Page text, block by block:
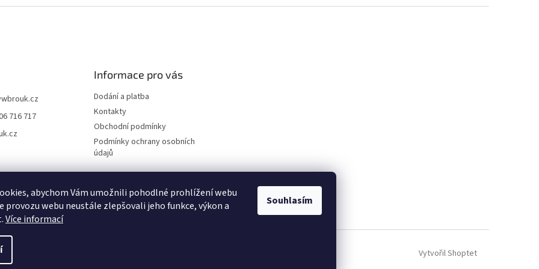
abychom Vám umožnili pohodlné prohlížení webu
provozu webu neustále zlepšovali jeho funkce, výkon a
Více informací
Souhlasím
716 717
Informace pro vás
Dodání a platba
Kontakty
Obchodní podmínky
Podmínky ochrany osobních
údajů
Vytvořil Shoptet